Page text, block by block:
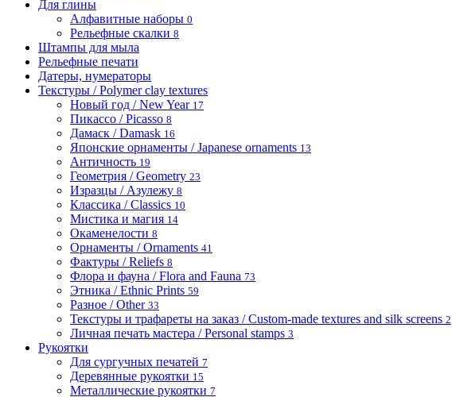
Для глины
Алфавитные наборы 0
Рельефные скалки 8
Штампы для мыла
Рельефные печати
Датеры, нумераторы
Текстуры / Polymer clay textures
Новый год / New Year 17
Пикассо / Picasso 8
Дамаск / Damask 16
Японские орнаменты / Japanese ornaments 13
Античность 19
Геометрия / Geometry 23
Изразцы / Азулежу 8
Классика / Classics 10
Мистика и магия 14
Окаменелости 8
Орнаменты / Ornaments 41
Фактуры / Reliefs 8
Флора и фауна / Flora and Fauna 73
Этника / Ethnic Prints 59
Разное / Other 33
Текстуры и трафареты на заказ / Custom-made textures and silk screens 2
Личная печать мастера / Personal stamps 3
Рукоятки
Для сургучных печатей 7
Деревянные рукоятки 15
Металлические рукоятки 7